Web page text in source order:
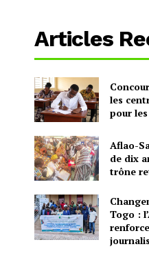
Articles
les
pour
Aflao-
de dix
trône
Togo :